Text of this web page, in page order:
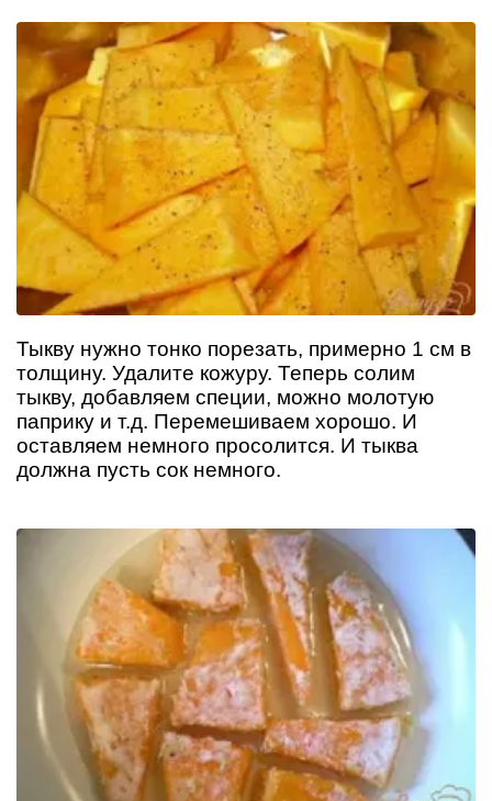
Тыкву нужно тонко порезать, примерно 1 см в
толщину. Удалите кожуру. Теперь солим
тыкву, добавляем специи, можно молотую
паприку и т.д. Перемешиваем хорошо. И
оставляем немного просолится. И тыква
должна пусть сок немного.